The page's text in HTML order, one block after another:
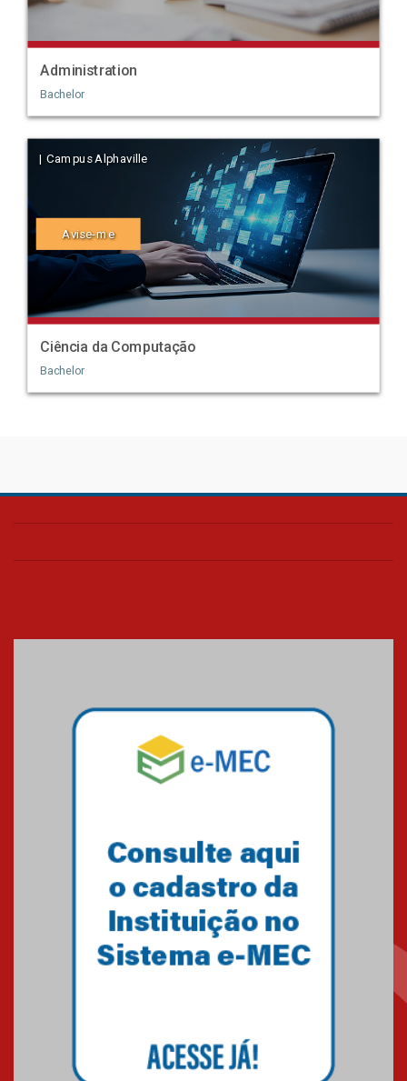
Administration
Bachelor
| Campus Alphaville
Avise-me
Ciência da Computação
Bachelor